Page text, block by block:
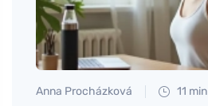
Anna Procházková 11 min